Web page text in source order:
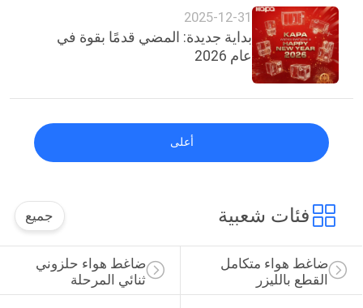
2025-12-31
بداية جديدة: المضي قدمًا بقوة في
عام 2026
أعلى
فئات شعبية جميع
ضاغط هواء حلزوني
ثنائي المرحلة
ضاغط هواء متكامل
القطع بالليزر